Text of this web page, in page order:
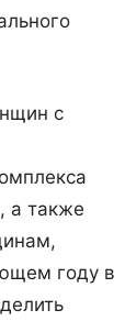
с
а также
году в